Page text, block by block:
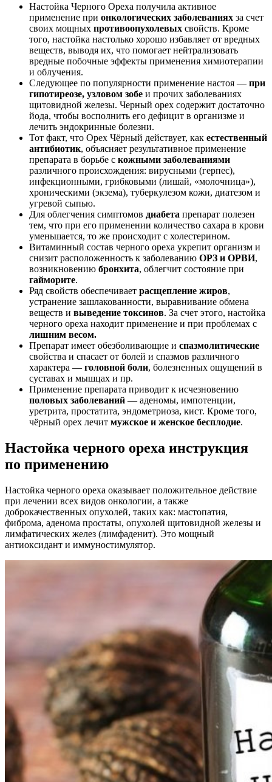
Настойка Черного Ореха получила активное
применение при онкологических заболеваниях за счет
своих мощных противоопухолевых свойств. Кроме
того, настойка настолько хорошо избавляет от вредных
веществ, выводя их, что помогает нейтрализовать
вредные побочные эффекты применения химиотерапии
и облучения.
Следующее по популярности применение настоя — при
гипотиреозе, узловом зобе и прочих заболеваниях
щитовидной железы. Черный орех содержит достаточно
йода, чтобы восполнить его дефицит в организме и
лечить эндокринные болезни.
Тот факт, что Орех Чёрный действует, как естественный
антибиотик, объясняет результативное применение
препарата в борьбе с кожными заболеваниями
различного происхождения: вирусными (герпес),
инфекционными, грибковыми (лишай, «молочница»),
хроническими (экзема), туберкулезом кожи, диатезом и
угревой сыпью.
Для облегчения симптомов диабета препарат полезен
тем, что при его применении количество сахара в крови
уменьшается, то же происходит с холестерином.
Витаминный состав черного ореха укрепит организм и
снизит расположенность к заболеванию ОРЗ и ОРВИ,
возникновению бронхита, облегчит состояние при
гайморите.
Ряд свойств обеспечивает расщепление жиров,
устранение зашлакованности, выравнивание обмена
веществ и выведение токсинов. За счет этого, настойка
черного ореха находит применение и при проблемах с
лишним весом.
Препарат имеет обезболивающие и спазмолитические
свойства и спасает от болей и спазмов различного
характера — головной боли, болезненных ощущений в
суставах и мышцах и пр.
Применение препарата приводит к исчезновению
половых заболеваний — аденомы, импотенции,
уретрита, простатита, эндометриоза, кист. Кроме того,
чёрный орех лечит мужское и женское бесплодие.
Настойка черного ореха инструкция
по применению
Настойка черного ореха оказывает положительное действие
при лечении всех видов онкологии, а также
доброкачественных опухолей, таких как: мастопатия,
фиброма, аденома простаты, опухолей щитовидной железы и
лимфатических желез (лимфаденит). Это мощный
антиоксидант и иммуностимулятор.